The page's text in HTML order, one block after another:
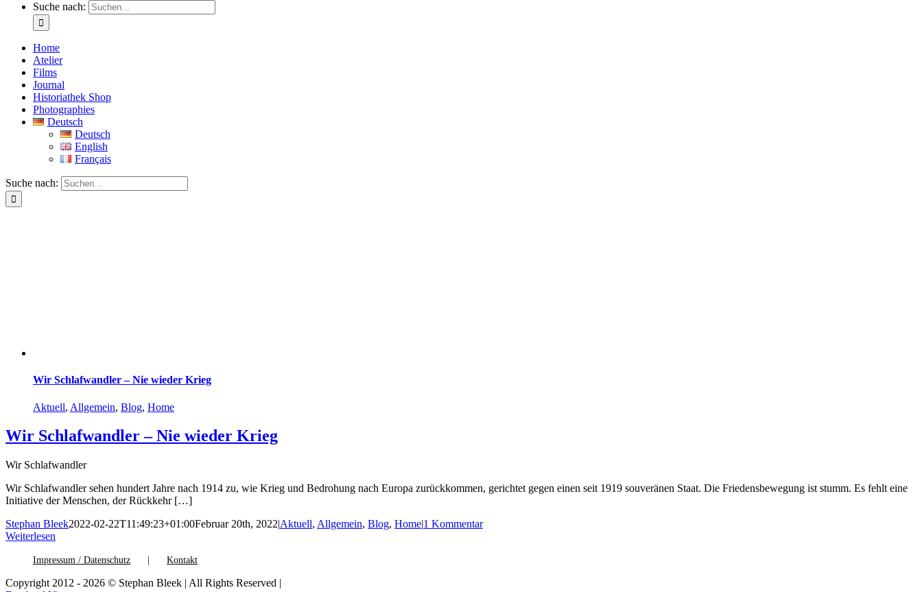
Suche nach:
Home
Atelier
Films
Journal
Historiathek Shop
Photographies
Deutsch
Deutsch
English
Français
Suche nach:
Wir Schlafwandler – Nie wieder Krieg
Aktuell, Allgemein, Blog, Home
Wir Schlafwandler – Nie wieder Krieg
Wir Schlafwandler
Wir Schlafwandler sehen hundert Jahre nach 1914 zu, wie Krieg und Bedrohung nach Europa zurückkommen, gerichtet gegen einen seit 1919 souveränen Staat. Die Friedensbewegung ist stumm. Es fehlt eine
Initiative der Menschen, der Rückkehr […]
Stephan Bleek2022-02-22T11:49:23+01:00Februar 20th, 2022|Aktuell, Allgemein, Blog, Home|1 Kommentar
Weiterlesen
Impressum / Datenschutz Kontakt
Copyright 2012 - 2026 © Stephan Bleek | All Rights Reserved |